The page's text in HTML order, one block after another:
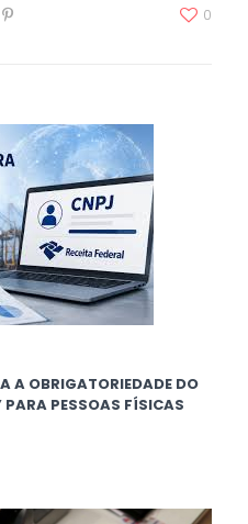
0
A OBRIGATORIEDADE DO
PESSOAS FÍSICAS